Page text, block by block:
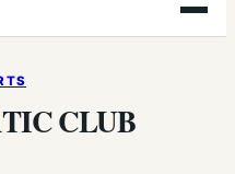
Obre
el
CLUB